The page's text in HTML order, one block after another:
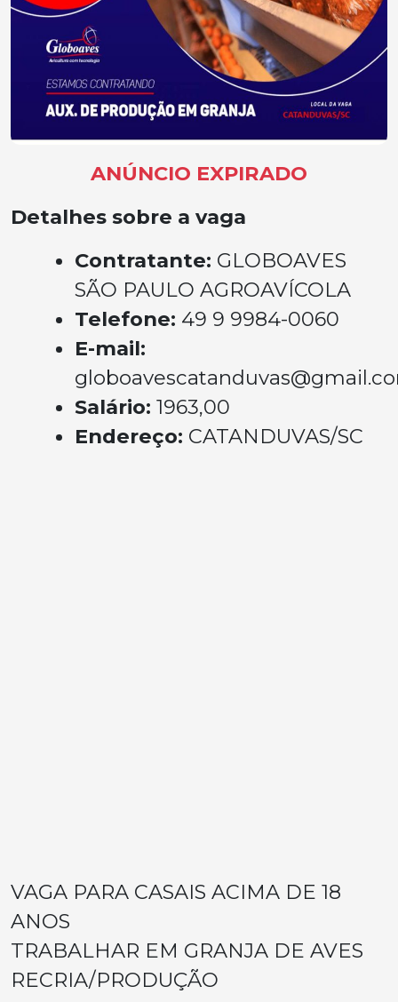
ANÚNCIO EXPIRADO
Detalhes sobre a vaga
Contratante: GLOBOAVES
SÃO PAULO AGROAVÍCOLA
Telefone: 49 9 9984-0060
E-mail:
Salário: 1963,00
Endereço: CATANDUVAS/SC
VAGA PARA CASAIS ACIMA DE 18
ANOS
TRABALHAR EM GRANJA DE AVES
RECRIA/PRODUÇÃO